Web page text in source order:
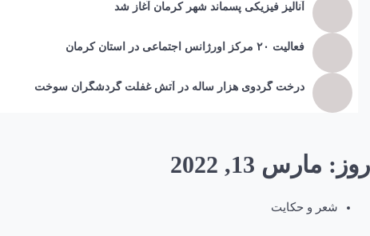
آنالیز فیزیکی پسماند شهر کرمان آغاز شد
فعالیت ۲۰ مرکز اورژانس اجتماعی در استان کرمان
درخت گردوی هزار ساله در آتش غفلت گردشگران سوخت
روز: مارس 13, 2022
شعر و حکایت